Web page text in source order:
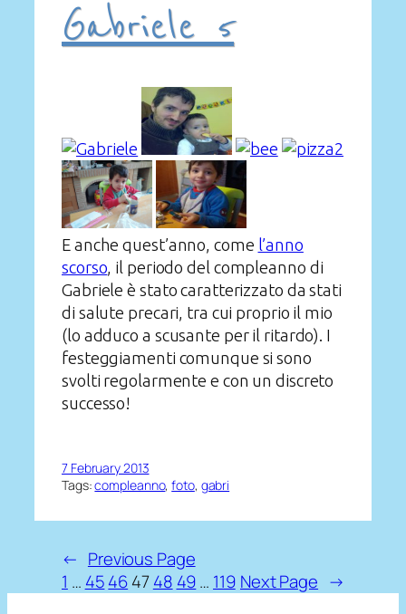
Gabriele 5
E anche quest’anno, come l’anno
scorso, il periodo del compleanno di
Gabriele è stato caratterizzato da stati
di salute precari, tra cui proprio il mio
(lo adduco a scusante per il ritardo). I
festeggiamenti comunque si sono
svolti regolarmente e con un discreto
successo!
7 February 2013
Tags:compleanno, foto, gabri
← Previous Page
1 … 45464748 49… 119 Next Page →